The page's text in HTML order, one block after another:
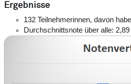
Ergebnisse
132 Teilnehmerinnen, davon
Durchschnittsnote über alle: 2,89